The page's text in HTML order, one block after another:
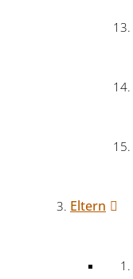
Eltern